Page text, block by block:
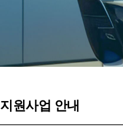
관련 발명진흥법 및 시행령
지원사업 안내